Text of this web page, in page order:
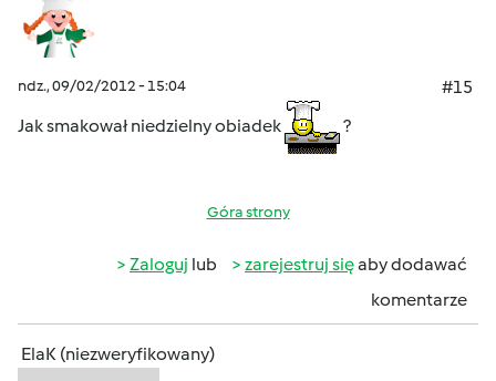
ndz., 09/02/2012 - 15:04
#15
Jak smakował niedzielny obiadek
?
Góra strony
Zaloguj lub zarejestruj sięaby dodawać
komentarze
ElaK (niezweryfikowany)